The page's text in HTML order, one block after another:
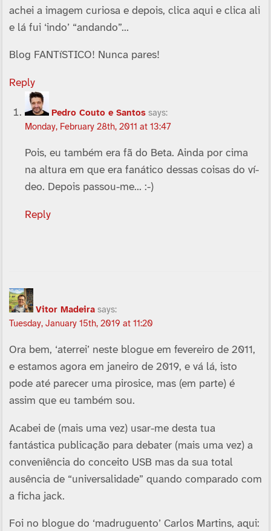
achei a imagem curiosa e depois, clica aqui e clica ali
e lá fui ‘indo’ “andando”…
Blog FANTíSTICO! Nunca pares!
Reply
Pedro Couto e Santos says:
Monday, February 28th, 2011 at 13:47
Pois, eu também era fã do Beta. Ainda por cima
na altura em que era fanático dessas coisas do ví­
deo. Depois passou-me… :-)
Reply
Vitor Madeira says:
Tuesday, January 15th, 2019 at 11:20
Ora bem, ‘aterrei’ neste blogue em fevereiro de 2011,
e estamos agora em janeiro de 2019, e vá lá, isto
pode até parecer uma pirosice, mas (em parte) é
assim que eu também sou.
Acabei de (mais uma vez) usar-me desta tua
fantástica publicação para debater (mais uma vez) a
conveniência do conceito USB mas da sua total
ausência de “universalidade” quando comparado com
a ficha jack.
Foi no blogue do ‘madruguento’ Carlos Martins, aqui: